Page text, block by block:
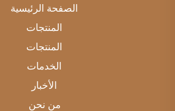
الصفحة الرئيسية
المنتجات
المنتجات
الخدمات
الأخبار
من نحن